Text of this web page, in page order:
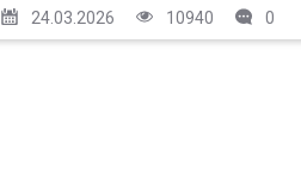
24.03.2026 10940 0